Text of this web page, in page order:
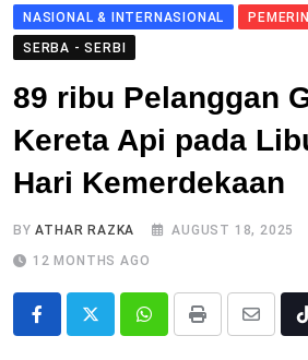
NASIONAL & INTERNASIONAL
SERBA - SERBI
89 ribu Pelanggan
Kereta Api pada
Hari Kemerdekaan
BYATHAR RAZKA AUGUST 18, 2025
12 MONTHS AGO
Whatsapp
Print
Share